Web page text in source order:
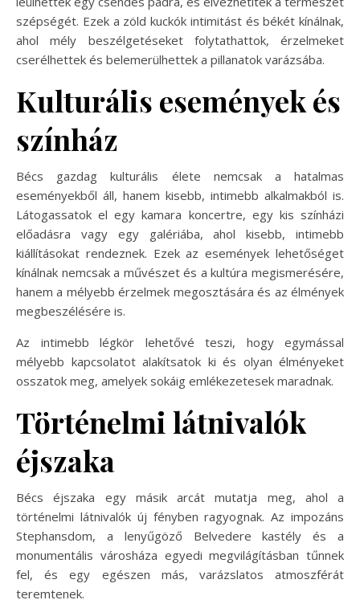
szépségét. Ezek a zöld kuckók intimitást és békét kínálnak,
ahol mély beszélgetéseket folytathattok, érzelmeket
cserélhettek és belemerülhettek a pillanatok varázsába.
Kulturális események és
színház
Bécs gazdag kulturális élete nemcsak a hatalmas
eseményekből áll, hanem kisebb, intimebb alkalmakból is.
Látogassatok el egy kamara koncertre, egy kis színházi
előadásra vagy egy galériába, ahol kisebb, intimebb
kiállításokat rendeznek. Ezek az események lehetőséget
kínálnak nemcsak a művészet és a kultúra megismerésére,
hanem a mélyebb érzelmek megosztására és az élmények
megbeszélésére is.
Az intimebb légkör lehetővé teszi, hogy egymással
mélyebb kapcsolatot alakítsatok ki és olyan élményeket
osszatok meg, amelyek sokáig emlékezetesek maradnak.
Történelmi látnivalók
éjszaka
Bécs éjszaka egy másik arcát mutatja meg, ahol a
történelmi látnivalók új fényben ragyognak. Az impozáns
Stephansdom, a lenyűgöző Belvedere kastély és a
monumentális városháza egyedi megvilágításban tűnnek
fel, és egy egészen más, varázslatos atmoszférát
teremtenek.